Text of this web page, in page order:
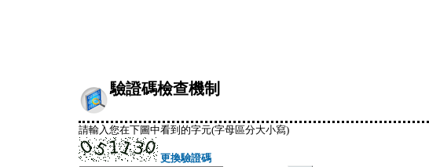
驗證碼檢查機制
請輸入您在下圖中看到的字元(字母區分大小寫)
更換驗證碼